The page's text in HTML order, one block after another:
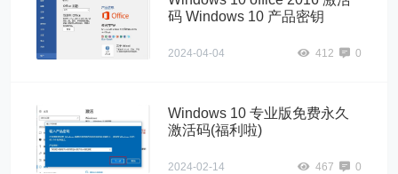
码 Windows 10 产品密钥
2024-04-04 412 0
Windows 10 专业版免费永久
激活码(福利啦)
2024-02-14 467 0